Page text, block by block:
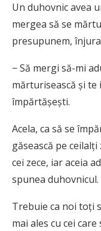
Un duhovnic avea
mergea să se
presupunem,
− Să mergi să-mi
mărturisească și te
împărtășești.
Acela, ca să se
găsească pe ceilalți
cei zece, iar aceia
spunea duhovnicul.
Trebuie ca noi toți
mai ales cu cei